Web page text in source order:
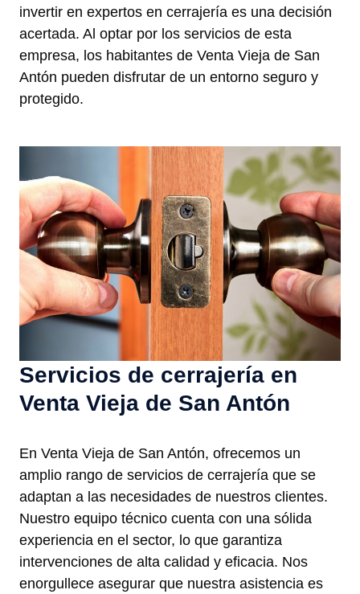
invertir en expertos en cerrajería es una decisión
acertada. Al optar por los servicios de esta
empresa, los habitantes de Venta Vieja de San
Antón pueden disfrutar de un entorno seguro y
protegido.
Servicios de cerrajería en
Venta Vieja de San Antón
En Venta Vieja de San Antón, ofrecemos un
amplio rango de servicios de cerrajería que se
adaptan a las necesidades de nuestros clientes.
Nuestro equipo técnico cuenta con una sólida
experiencia en el sector, lo que garantiza
intervenciones de alta calidad y eficacia. Nos
enorgullece asegurar que nuestra asistencia es